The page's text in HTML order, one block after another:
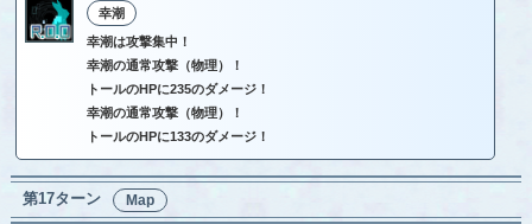
幸潮
幸潮は攻撃集中！
幸潮の通常攻撃（物理）！
トールのHPに235のダメージ！
幸潮の通常攻撃（物理）！
トールのHPに133のダメージ！
第17ターン Map